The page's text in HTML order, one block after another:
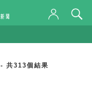
- 共313個結果